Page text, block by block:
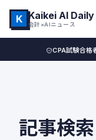
K Kaikei AI Daily
会計×AIニュース
CPA試験合格
記事検索